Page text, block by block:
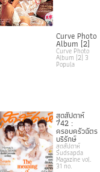
Curve Photo
Album [2]
Curve Photo
Album [2] 3
Popula
สุดสัปดาห์
742 :
ครอบครัวฉัตร
บริรักษ์
สุดสัปดาห์
Sudsapda
Magazine vol.
31 no.